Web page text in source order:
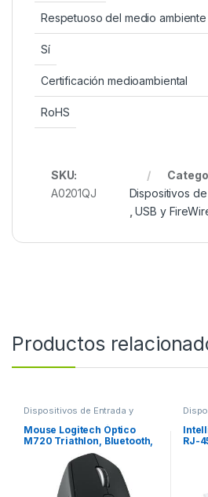
Respetuoso del medio ambiente
Sí
Certificación medioambiental
RoHS
SKU:
A0201QJ
Dispositivos
,USB y
Productos
Dispositivos de Entrada y
Salida
Mouse Logitech Óptico
M720 Triathlon, Bluetooth,
USB, 1000DPI, Negro
MULTIDISPOSITIVO
Salida
RJ-